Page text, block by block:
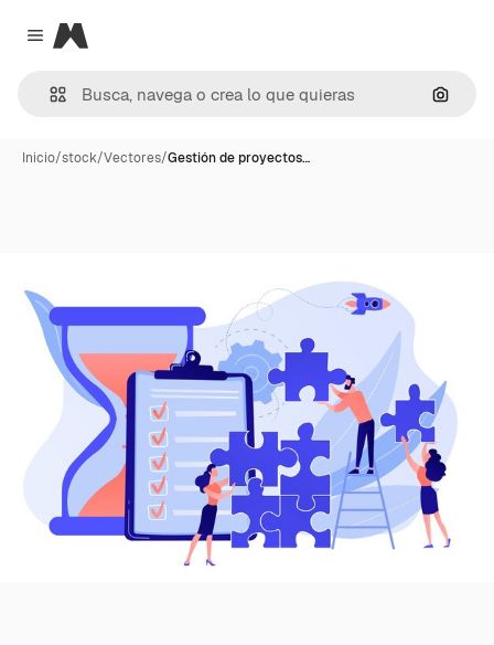
Close menu
Magnific
Inicio/stock/Vectores/Gestión de proyectos…